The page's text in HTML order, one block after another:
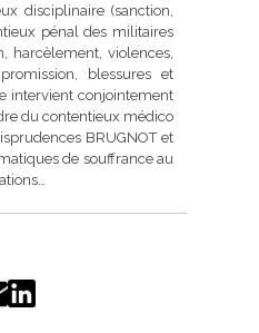
disciplinaire (sanction,
pénal des militaires
harcèlement, violences,
blessures et
intervient conjointement
du contentieux médico
BRUGNOT et
de souffrance au